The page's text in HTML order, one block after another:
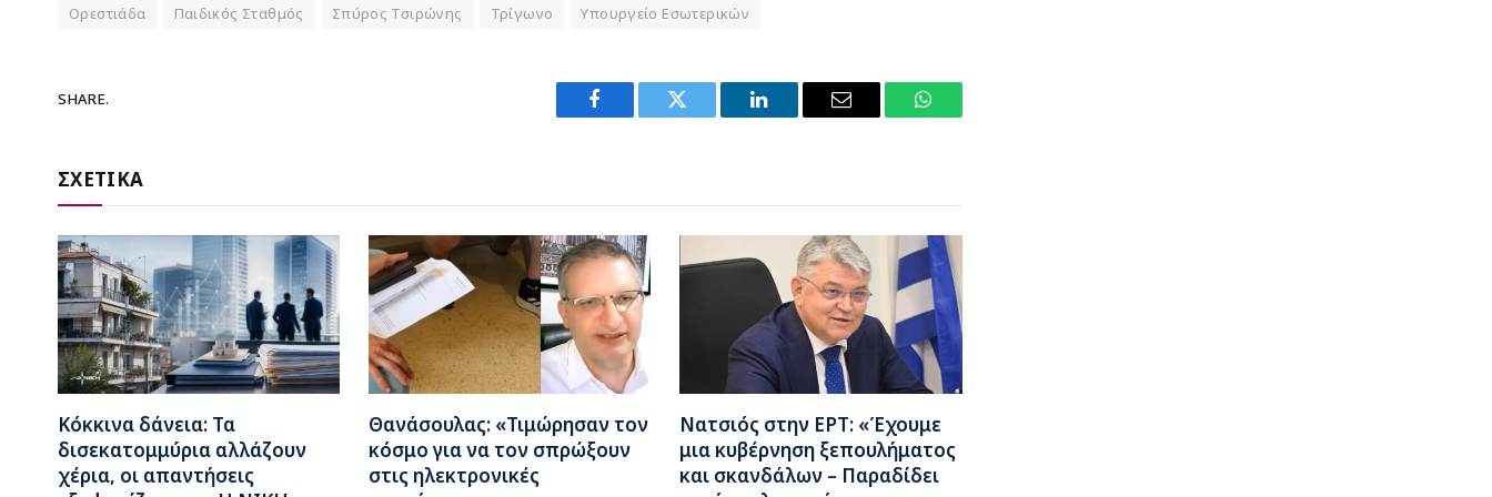
Ορεστιάδα
Παιδικός Σταθμός Σπύρος Τσιρώνης Τρίγωνο Υπουργείο Εσωτερικών
SHARE.
Facebook Twitter LinkedIn Email WhatsApp
ΣΧΕΤΙΚΑ
Κόκκινα δάνεια: Τα
δισεκατομμύρια αλλάζουν
χέρια, οι απαντήσεις
Θανάσουλας: «Τιμώρησαν τον
κόσμο για να τον σπρώξουν
στις ηλεκτρονικές
Νατσιός στην ΕΡΤ: «Έχουμε
μια κυβέρνηση ξεπουλήματος
και σκανδάλων – Παραδίδει